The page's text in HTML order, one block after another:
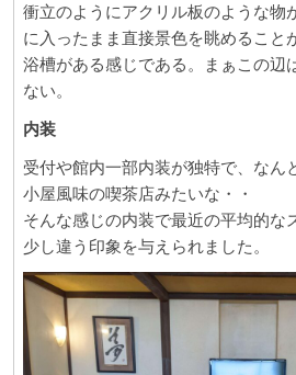
衝立のようにアクリル板のような物
に入ったまま直接景色を眺めること
浴槽がある感じである。まぁこの辺
ない。
内装
受付や館内一部内装が独特で、なん
小屋風味の喫茶店みたいな・・
そんな感じの内装で最近の平均的な
少し違う印象を与えられました。